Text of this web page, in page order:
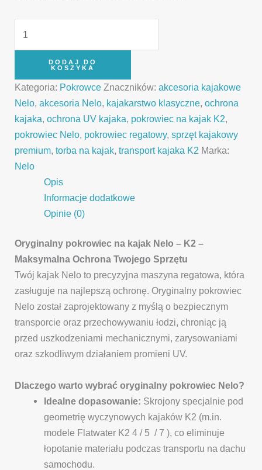
DODAJ DO
KOSZYKA
Kategoria: Pokrowce Znaczników:akcesoria kajakowe
Nelo,akcesoria Nelo, kajakarstwo klasyczne,ochrona
kajaka,ochrona UV kajaka, pokrowiec na kajak K2,
pokrowiec Nelo, pokrowiec regatowy,sprzęt kajakowy
premium,torba na kajak,transport kajaka K2 Marka:
Nelo
Opis
Informacje dodatkowe
Opinie (0)
Oryginalny pokrowiec na kajak Nelo – K2 –
Maksymalna Ochrona Twojego Sprzętu
Twój kajak Nelo to precyzyjna maszyna regatowa, która
zasługuje na najlepszą ochronę. Oryginalny pokrowiec
Nelo został zaprojektowany z myślą o bezpiecznym
transporcie oraz przechowywaniu łodzi, chroniąc ją
przed uszkodzeniami mechanicznymi, zarysowaniami
oraz szkodliwym działaniem promieni UV.
Dlaczego warto wybrać oryginalny pokrowiec Nelo?
Idealne dopasowanie: Skrojony specjalnie pod
geometrię wyczynowych kajaków K2 (m.in.
modele Flatwater K2 4 / 5 / 7 ), co eliminuje
łopotanie materiału podczas transportu na dachu
samochodu.